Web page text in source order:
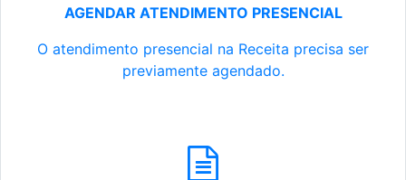
AGENDAR ATENDIMENTO PRESENCIAL
O atendimento presencial na Receita precisa ser
previamente agendado.